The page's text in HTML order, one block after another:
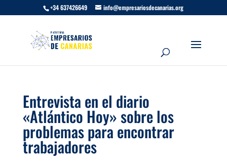
+34 637426649 info@empresariosdecanarias.org
Entrevista en el diario
«Atlántico Hoy» sobre los
problemas para encontrar
trabajadores